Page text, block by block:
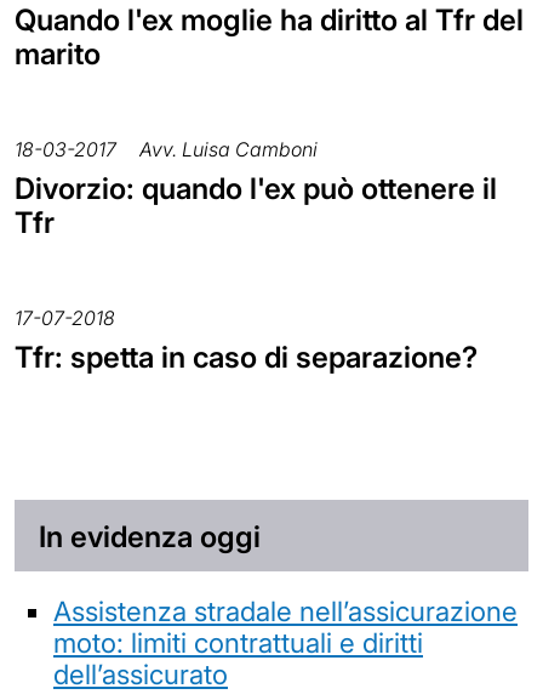
Quando l'ex moglie ha diritto al Tfr del
marito
18-03-2017 Avv. Luisa Camboni
Divorzio: quando l'ex può ottenere il
Tfr
17-07-2018
Tfr: spetta in caso di separazione?
In evidenza oggi
Assistenza stradale nell’assicurazione
moto: limiti contrattuali e diritti
dell’assicurato